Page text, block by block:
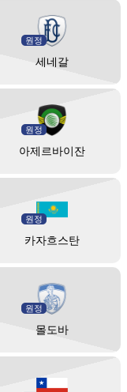
원정
세네갈
원정
아제르바이잔
원정
카자흐스탄
원정
몰도바